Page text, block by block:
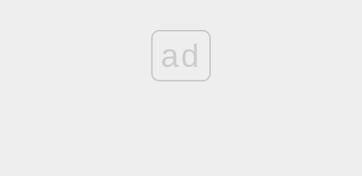
ad